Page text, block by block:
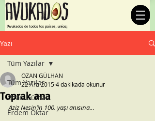
¡Avukados de todos los países, uníos!
Yazı
Tüm Yazılar
Ozan Gülhan
Erdem Oktar
Tüm Yazılar
Toprak ana
OZAN GÜLHAN
22 Ara 20154 dakikada okunur
Aziz Nesin’in 100. yaşı anısına…